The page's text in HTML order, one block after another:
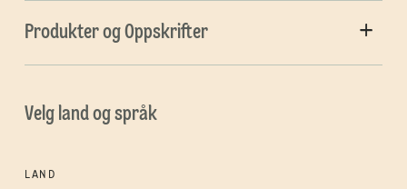
Produkter og Oppskrifter
Velg land og språk
LAND